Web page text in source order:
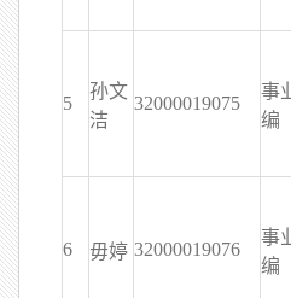
5
孙文
洁
32000019075
事
编
6 毋婷 32000019076
事
编